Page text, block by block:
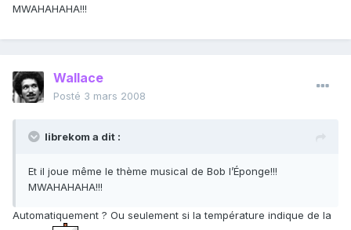
MWAHAHAHA!!!
Wallace
Posté 3 mars 2008
librekom a dit :
Et il joue même le thème musical de Bob l’Éponge!!!
MWAHAHAHA!!!
Automatiquement ? Ou seulement si la température indique de la